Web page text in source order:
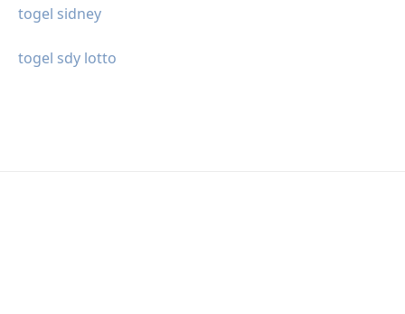
togel sidney
togel sdy lotto